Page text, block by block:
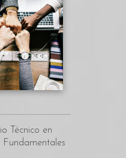
Técnico en
Fundamentales